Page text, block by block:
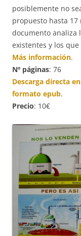
posiblemente no
propuesto hasta 17
documento analiza
existentes y los
Más información.
Nº páginas: 76
Descarga directa
formato epub.
Precio: 10€